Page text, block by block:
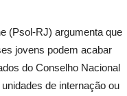
(Psol-RJ) argumenta que
jovens podem acabar
do Conselho Nacional
de internação ou